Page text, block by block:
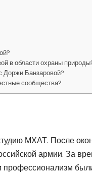
в области охраны
Доржи Банзаровой?
сообщества?
МХАТ. После
армии. За
профессионализм